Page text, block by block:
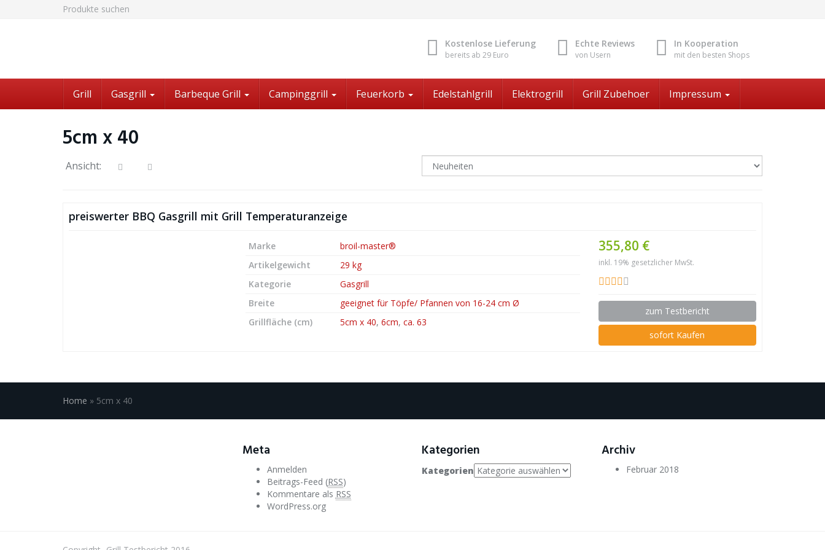
Produkte suchen
Kostenlose Lieferung
bereits ab 29 Euro
Echte Reviews
von Usern
In Kooperation
mit den besten Shops
Grill Gasgrill Barbeque Grill Campinggrill Feuerkorb Edelstahlgrill Elektrogrill Grill Zubehoer Impressum
5cm x 40
Ansicht:
preiswerter BBQ Gasgrill mit Grill Temperaturanzeige
355,80 €
inkl. 19% gesetzlicher MwSt.
zum Testbericht
sofort Kaufen
Marke
broil-master®
Artikelgewicht
29 kg
Kategorie
Gasgrill
Breite
geeignet für Töpfe/ Pfannen von 16-24 cm Ø
Grillfläche (cm)
5cm x 40, 6cm, ca. 63
Home » 5cm x 40
Meta
Anmelden
Beitrags-Feed (RSS)
Kommentare als RSS
WordPress.org
Kategorien
Kategorien
Archiv
Februar 2018